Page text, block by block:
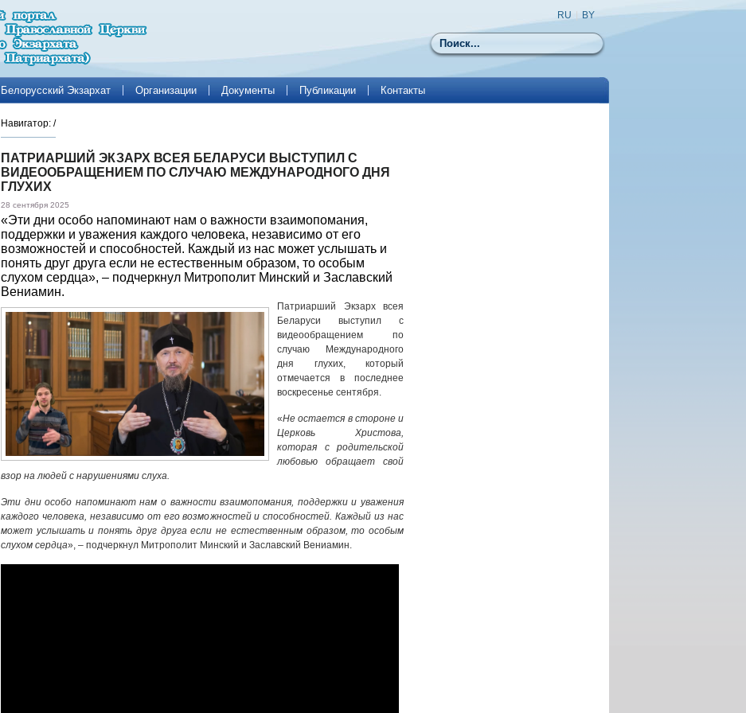
Поиск
RU BY
Белорусский Экзархат Организации Документы Публикации Контакты
Навигатор: /
ПАТРИАРШИЙ ЭКЗАРХ ВСЕЯ БЕЛАРУСИ ВЫСТУПИЛ С
ВИДЕООБРАЩЕНИЕМ ПО СЛУЧАЮ МЕЖДУНАРОДНОГО ДНЯ
ГЛУХИХ
28 сентября 2025
«Эти дни особо напоминают нам о важности взаимопомания,
поддержки и уважения каждого человека, независимо от его
возможностей и способностей. Каждый из нас может услышать и
понять друг друга если не естественным образом, то особым
слухом сердца», – подчеркнул Митрополит Минский и Заславский
Вениамин.
Патриарший Экзарх всея
Беларуси выступил с
видеообращением по
случаю Международного
дня глухих, который
отмечается в последнее
воскресенье сентября.
«Не остается в стороне и
Церковь Христова,
которая с родительской
любовью обращает свой
взор на людей с нарушениями слуха.
Эти дни особо напоминают нам о важности взаимопомания, поддержки и уважения
каждого человека, независимо от его возможностей и способностей. Каждый из нас
может услышать и понять друг друга если не естественным образом, то особым
слухом сердца», – подчеркнул Митрополит Минский и Заславский Вениамин.